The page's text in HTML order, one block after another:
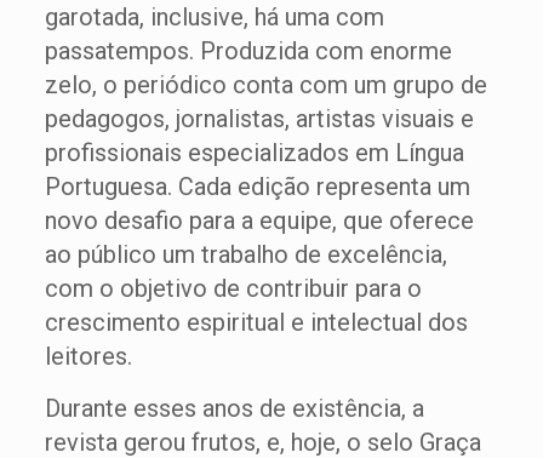
garotada, inclusive, há uma com
passatempos. Produzida com enorme
zelo, o periódico conta com um grupo de
pedagogos, jornalistas, artistas visuais e
profissionais especializados em Língua
Portuguesa. Cada edição representa um
novo desafio para a equipe, que oferece
ao público um trabalho de excelência,
com o objetivo de contribuir para o
crescimento espiritual e intelectual dos
leitores.
Durante esses anos de existência, a
revista gerou frutos, e, hoje, o selo Graça